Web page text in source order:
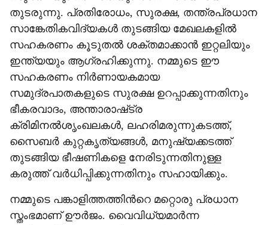
തുടരുന്നു. പ്രതിരോധം, സുരക്ഷ, തന്ത്രപ്രധാന
സാങ്കേതികവിദ്യകൾ തുടങ്ങിയ മേഖലകളിൽ
സഹകരണം കൂടുതൽ ശക്തമാക്കാൻ ഇറ്റലിയും
ഇന്ത്യയും ആഗ്രഹിക്കുന്നു. നമ്മുടെ ഈ
സഹകരണം നിർണായകമായ
സമുദ്രപാതകളുടെ സുരക്ഷ ഉറപ്പാക്കുന്നതിനും
ഭീകരവാദം, അന്താരാഷ്‌ട്ര
ക്രിമിനൽശൃംഖലകൾ, ലഹരിമരുന്നുകടത്ത്,
സൈബർ കുറ്റകൃത്യങ്ങൾ, മനുഷ്യക്കടത്ത്
തുടങ്ങിയ ഭീഷണികളെ നേരിടുന്നതിനുള്ള
കരുത്ത് വർധിപ്പിക്കുന്നതിനും സഹായിക്കും.
നമ്മുടെ പങ്കാളിത്തത്തിന്‍റെ മറ്റൊരു പ്രധാന
സ്തംഭമാണ് ഊർജം. വൈവിധ്യമാർന്ന